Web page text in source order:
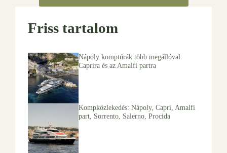
Friss tartalom
Nápoly komptúrák több megállóval:
Caprira és az Amalfi partra
Kompközlekedés: Nápoly, Capri, Amalfi
part, Sorrento, Salerno, Procida